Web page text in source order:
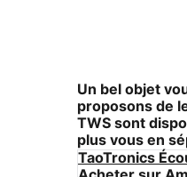
Un bel objet
proposons de
TWS sont
plus vous en
TaoTronics